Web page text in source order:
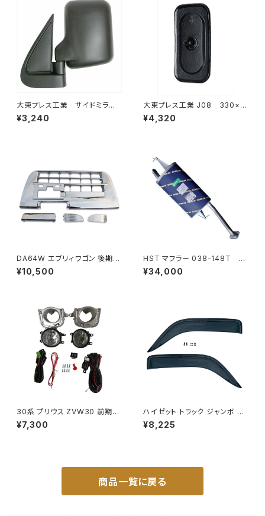
大東プレス工業 サイドミラー/
バックミラー ダイハツ ハイ
ゼット トラック 左 99年～
¥3,240
大東プレス工業 J08 330×1
70 サイドミラー/バックミラー
L012 黒 DI-7B
¥4,320
DA64W エブリィワゴン 後期型
平成22年5月～ フロント バンパ
ー メッキ グリル セット PZター
¥10,500
HST マフラー 038-148T プ
レミオ ZRT261 トヨタ 本体オ
ールステンレス 車検対応 純正
¥34,000
30系 プリウス ZVW30 前期
純正 タイプ フォグランプ ユニッ
ト バルブ 配線 スイッチ H11 左
¥7,300
ハイゼット トラック ジャンボ S5
00P S510P S500 S510 系 ワ
イド ドアバイザー止め具付ピク
¥8,225
商品一覧に戻る